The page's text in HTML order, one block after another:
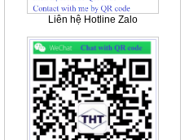
Liên hệ Hotline Zalo